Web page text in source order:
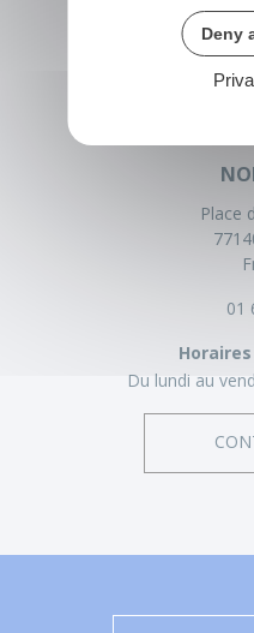
Place
01
Du lundi au
Deny